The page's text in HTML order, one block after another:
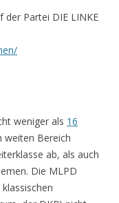
Partei DIE LINKE
weniger als 16
weiten Bereich
ab, als auch
Die MLPD